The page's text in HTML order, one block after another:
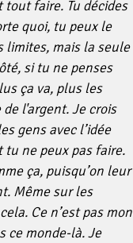
faire. Tu décides
quoi, tu peux le
limites, mais la seule
si tu ne penses
ça va, plus les
l'argent. Je crois
gens avec l’idée
tu ne peux pas faire.
ça, puisqu’on leur
Même sur les
Ce n’est pas mon
ce monde-là. Je